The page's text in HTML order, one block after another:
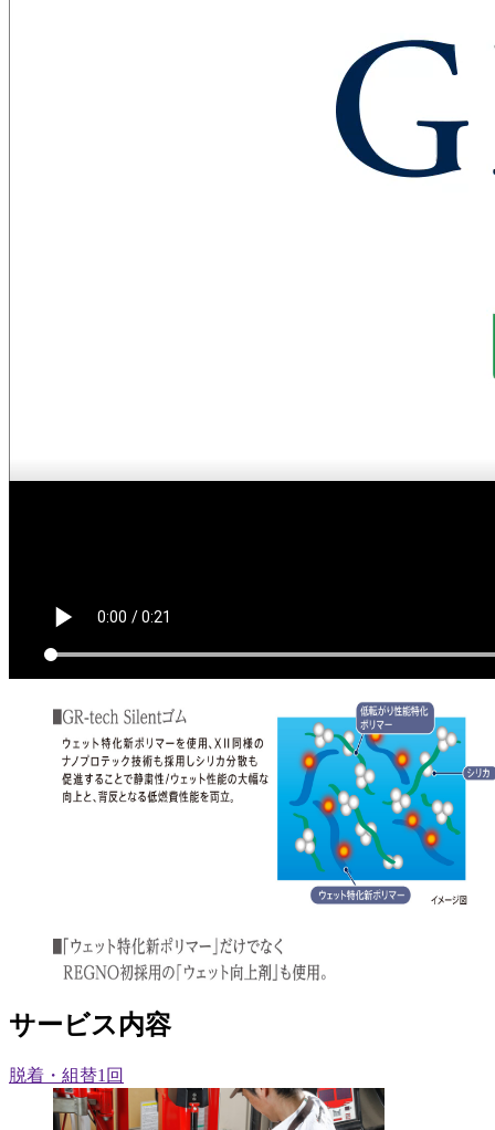
サービス内容
脱着・組替1回